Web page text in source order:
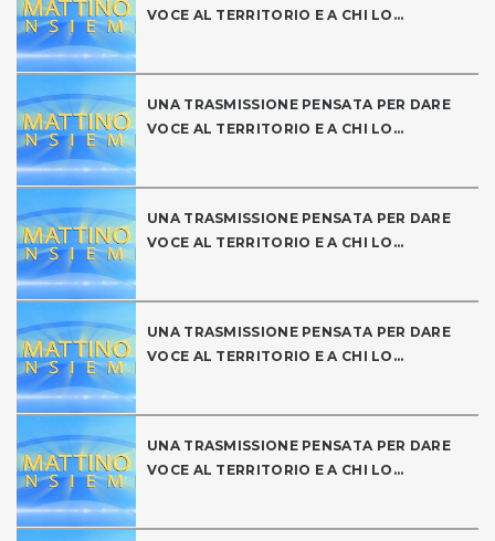
VOCE AL TERRITORIO E A CHI LO...
UNA TRASMISSIONE PENSATA PER DARE
VOCE AL TERRITORIO E A CHI LO...
UNA TRASMISSIONE PENSATA PER DARE
VOCE AL TERRITORIO E A CHI LO...
UNA TRASMISSIONE PENSATA PER DARE
VOCE AL TERRITORIO E A CHI LO...
UNA TRASMISSIONE PENSATA PER DARE
VOCE AL TERRITORIO E A CHI LO...